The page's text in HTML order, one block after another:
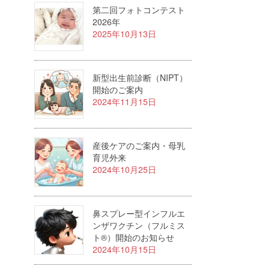
第二回フォトコンテスト
2026年
2025年10月13日
新型出生前診断（NIPT）
開始のご案内
2024年11月15日
産後ケアのご案内・母乳
育児外来
2024年10月25日
鼻スプレー型インフルエ
ンザワクチン（フルミス
ト®）開始のお知らせ
2024年10月15日